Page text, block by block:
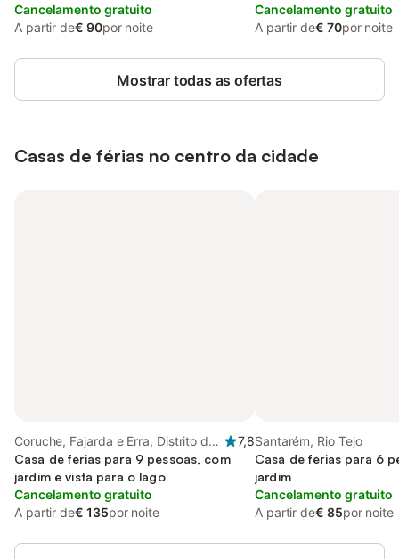
Cancelamento gratuito
A partir de€ 90por noite
Cancelamento gratuito
A partir de€ 70por noite
Mostrar todas as ofertas
Casas de férias no centro da cidade
Coruche, Fajarda e Erra, Distrito de
Santarém
7,8
Casa de férias para 9 pessoas, com
jardim e vista para o lago
Cancelamento gratuito
A partir de€ 135por noite
Santarém, Rio Tejo
Casa de férias para 6
jardim
Cancelamento gratuito
A partir de€ 85por noite